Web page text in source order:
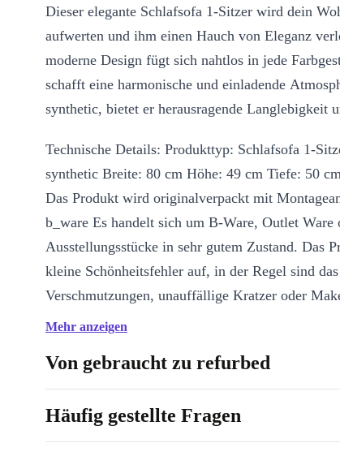
Dieser elegante Schlafsofa 1-Sitzer wird dein
aufwerten und ihm einen Hauch von Eleganz
moderne Design fügt sich nahtlos in jede
schafft eine harmonische und einladende
synthetic, bietet er herausragende Langlebigkeit
Technische Details: Produkttyp: Schlafsofa 1-
synthetic Breite: 80 cm Höhe: 49 cm Tiefe: 50
Das Produkt wird originalverpackt mit
b_ware Es handelt sich um B-Ware, Outlet Ware
Ausstellungsstücke in sehr gutem Zustand. Das
kleine Schönheitsfehler auf, in der Regel sind
Verschmutzungen, unauffällige Kratzer oder
sichtbaren Bereich.
Mehr anzeigen
Von gebraucht zu refurbed
Häufig gestellte Fragen